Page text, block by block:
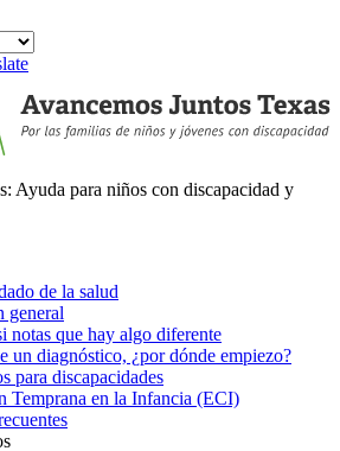
Ayuda para niños con discapacidad y
de la salud
general
notas que hay algo diferente
un diagnóstico, ¿por dónde empiezo?
para discapacidades
Temprana en la Infancia (ECI)